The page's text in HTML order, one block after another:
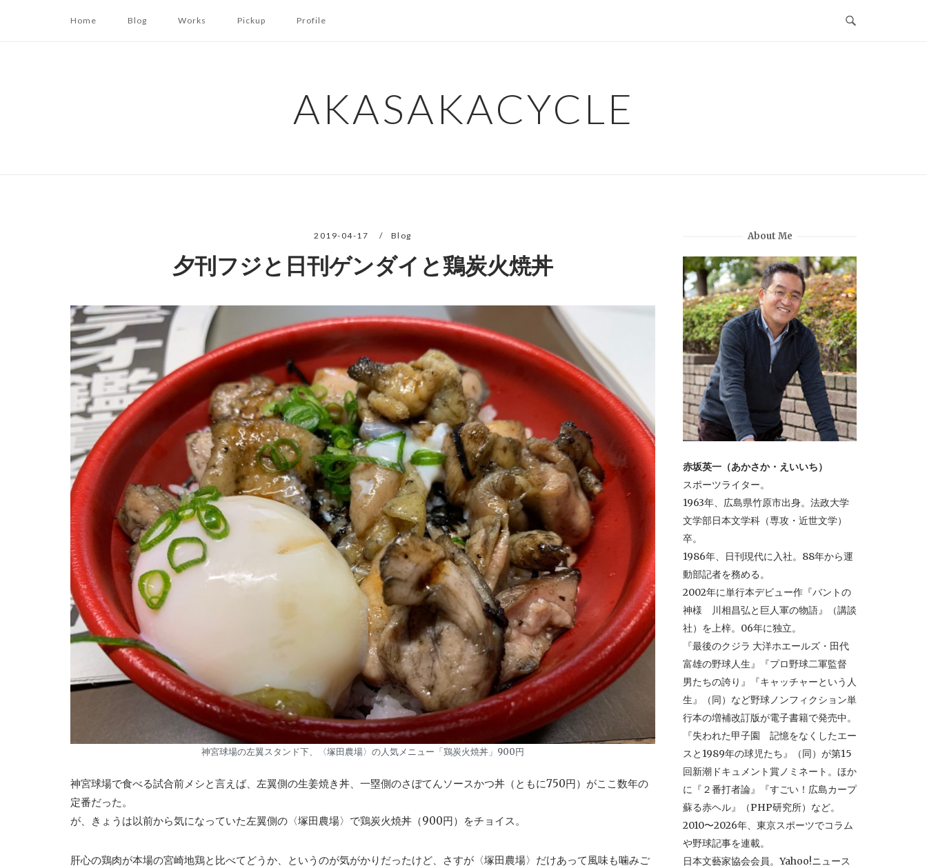
Home Blog Works Pickup Profile
AKASAKACYCLE
2019-04-17 Blog
夕刊フジと日刊ゲンダイと鶏炭火焼丼
神宮球場の左翼スタンド下、〈塚田農場〉の人気メニュー「鶏炭火焼丼」900円
神宮球場で食べる試合前メシと言えば、左翼側の生姜焼き丼、一塁側のさぼてんソースかつ丼（ともに750円）がここ数年の
定番だった。
が、きょうは以前から気になっていた左翼側の〈塚田農場〉で鶏炭火焼丼（900円）をチョイス。
肝心の鶏肉が本場の宮崎地鶏と比べてどうか、というのが気がかりだったけど、さすが〈塚田農場〉だけあって風味も噛みご
About Me
赤坂英一（あかさか・えいいち）
スポーツライター。
1963年、広島県竹原市出身。法政大学
文学部日本文学科（専攻・近世文学）
卒。
1986年、日刊現代に入社。88年から運
動部記者を務める。
2002年に単行本デビュー作『バントの
神様 川相昌弘と巨人軍の物語』（講談
社）を上梓。06年に独立。
『最後のクジラ 大洋ホエールズ・田代
富雄の野球人生』『プロ野球二軍監督
男たちの誇り』『キャッチャーという人
生』（同）など野球ノンフィクション単
行本の増補改訂版が電子書籍で発売中。
『失われた甲子園 記憶をなくしたエー
スと1989年の球児たち』（同）が第15
回新潮ドキュメント賞ノミネート。ほか
に『２番打者論』『すごい！広島カープ
蘇る赤ヘル』（PHP研究所）など。
2010〜2026年、東京スポーツでコラム
や野球記事を連載。
日本文藝家協会会員。Yahoo!ニュース